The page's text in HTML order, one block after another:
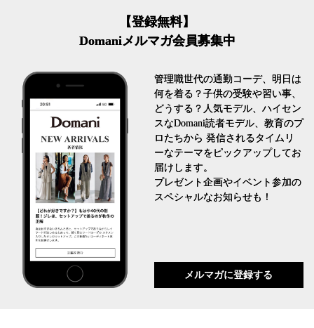
【登録無料】
Domaniメルマガ会員募集中
管理職世代の通勤コーデ、明日は
何を着る？子供の受験や習い事、
どうする？人気モデル、ハイセン
スなDomani読者モデル、教育のプ
ロたちから 発信されるタイムリ
ーなテーマをピックアップしてお
届けします。
プレゼント企画やイベント参加の
スペシャルなお知らせも！
メルマガに登録する